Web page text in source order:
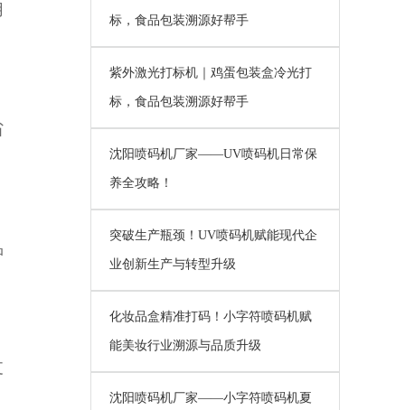
标，食品包装溯源好帮手
紫外激光打标机｜鸡蛋包装盒冷光打
标，食品包装溯源好帮手
沈阳喷码机厂家——UV喷码机日常保
养全攻略！
突破生产瓶颈！UV喷码机赋能现代企
业创新生产与转型升级
化妆品盒精准打码！小字符喷码机赋
能美妆行业溯源与品质升级
沈阳喷码机厂家——小字符喷码机夏